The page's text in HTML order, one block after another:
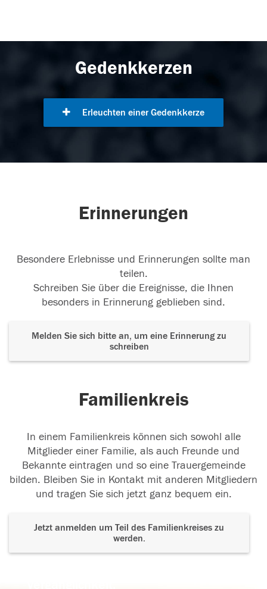
Gedenkkerzen
Erleuchten einer Gedenkkerze
Erinnerungen
Besondere Erlebnisse und Erinnerungen sollte man
teilen.
Schreiben Sie über die Ereignisse, die Ihnen
besonders in Erinnerung geblieben sind.
Melden Sie sich bitte an, um eine Erinnerung zu
schreiben
Familienkreis
In einem Familienkreis können sich sowohl alle
Mitglieder einer Familie, als auch Freunde und
Bekannte eintragen und so eine Trauergemeinde
bilden. Bleiben Sie in Kontakt mit anderen Mitgliedern
und tragen Sie sich jetzt ganz bequem ein.
Jetzt anmelden um Teil des Familienkreises zu
werden.